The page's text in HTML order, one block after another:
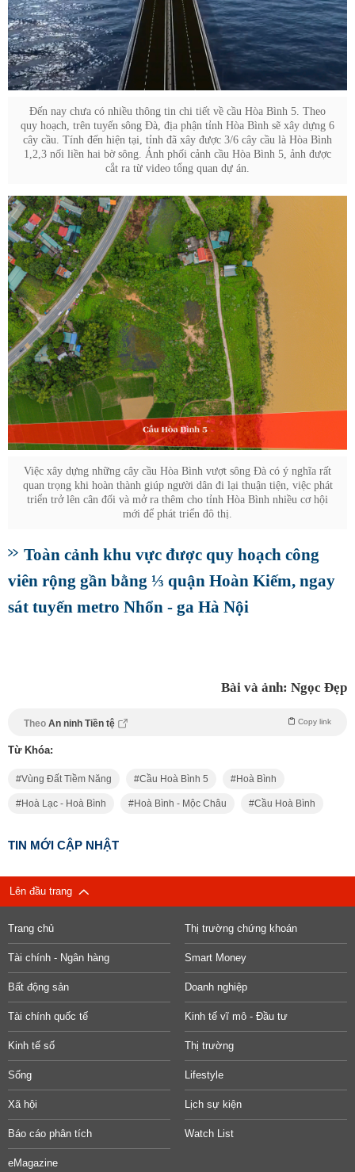
Đến nay chưa có nhiều thông tin chi tiết về cầu Hòa Bình 5. Theo
quy hoạch, trên tuyến sông Đà, địa phận tỉnh Hòa Bình sẽ xây dựng 6
cây cầu. Tính đến hiện tại, tỉnh đã xây được 3/6 cây cầu là Hòa Bình
1,2,3 nối liền hai bờ sông. Ảnh phối cảnh cầu Hòa Bình 5, ảnh được
cắt ra từ video tổng quan dự án.
Việc xây dựng những cây cầu Hòa Bình vượt sông Đà có ý nghĩa rất
quan trọng khi hoàn thành giúp người dân đi lại thuận tiện, việc phát
triển trở lên cân đối và mở ra thêm cho tỉnh Hòa Bình nhiều cơ hội
mới để phát triển đô thị.
Toàn cảnh khu vực được quy hoạch công
viên rộng gần bằng ⅓ quận Hoàn Kiếm, ngay
sát tuyến metro Nhổn - ga Hà Nội
Bài và ảnh: Ngọc Đẹp
Theo An ninh Tiền tệ Copy link
Từ Khóa:
Vùng Đất Tiềm Năng Cầu Hoà Bình 5 Hoà Bình
Hoà Lạc - Hoà Bình Hoà Bình - Mộc Châu Cầu Hoà Bình
TIN MỚI CẬP NHẬT
Lên đầu trang
Trang chủ Thị trường chứng khoán
Tài chính - Ngân hàng Smart Money
Bất động sản Doanh nghiệp
Tài chính quốc tế Kinh tế vĩ mô - Đầu tư
Kinh tế số Thị trường
Sống Lifestyle
Xã hội Lịch sự kiện
Báo cáo phân tích Watch List
eMagazine